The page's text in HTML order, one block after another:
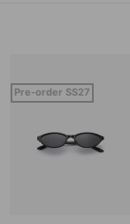
Pre-order SS27